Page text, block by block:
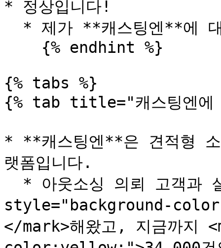
* 정상입니다!
{% tabs %}
{% tab title="캐스팅엔에
* **캐스팅엔**은 견적형 소
랫폼입니다.
style="background-
</mark>해왔고, 지금까지